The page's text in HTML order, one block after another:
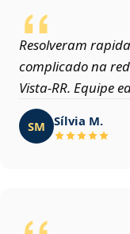
Resolveram
complicado na
Vista‑RR. Equipe
SM Sílvia M.